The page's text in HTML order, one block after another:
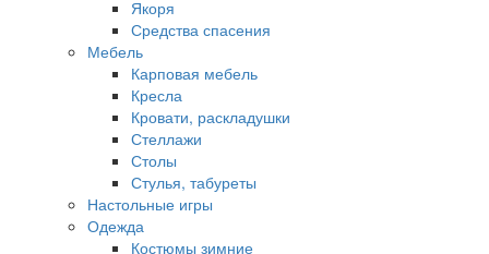
Якоря
Средства спасения
Мебель
Карповая мебель
Кресла
Кровати, раскладушки
Стеллажи
Столы
Стулья, табуреты
Настольные игры
Одежда
Костюмы зимние